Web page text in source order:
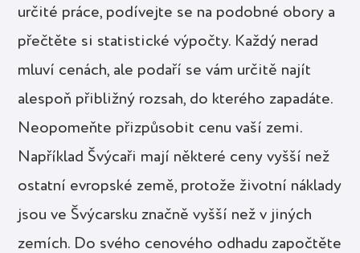
určité práce, podívejte se na podobné obory a
přečtěte si statistické výpočty. Každý nerad
mluví cenách, ale podaří se vám určitě najít
alespoň přibližný rozsah, do kterého zapadáte.
Neopomeňte přizpůsobit cenu vaší zemi.
Například Švýcaři mají některé ceny vyšší než
ostatní evropské země, protože životní náklady
jsou ve Švýcarsku značně vyšší než v jiných
zemích. Do svého cenového odhadu započtěte